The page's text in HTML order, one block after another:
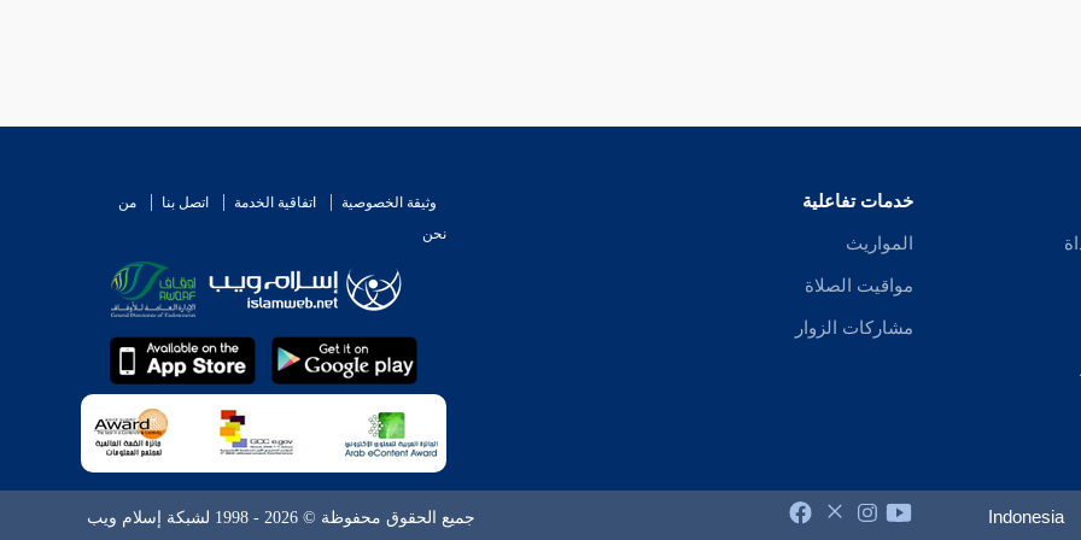
خدمات تفاعلية
المواريث
مواقيت الصلاة
مشاركات الزوار
وثيقة الخصوصية اتفاقية الخدمة اتصل بنا
من
نحن
Indonesia جميع الحقوق محفوظة © 2026 - 1998 لشبكة إسلام ويب